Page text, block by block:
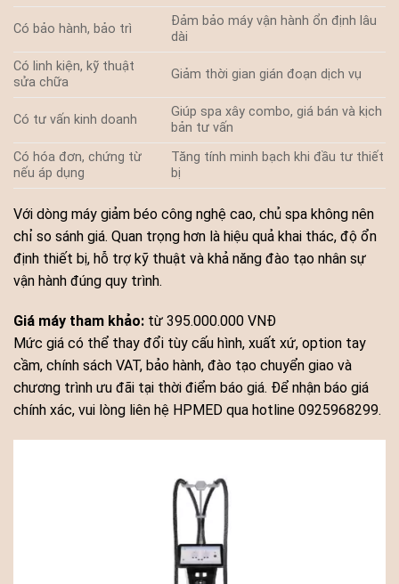
Có bảo hành, bảo trì
Đảm bảo máy vận hành ổn định lâu
dài
Có linh kiện, kỹ thuật
sửa chữa
Giảm thời gian gián đoạn dịch vụ
Có tư vấn kinh doanh
Giúp spa xây combo, giá bán và kịch
bản tư vấn
Có hóa đơn, chứng từ
nếu áp dụng
Tăng tính minh bạch khi đầu tư thiết
bị
Với dòng máy giảm béo công nghệ cao, chủ spa không nên
chỉ so sánh giá. Quan trọng hơn là hiệu quả khai thác, độ ổn
định thiết bị, hỗ trợ kỹ thuật và khả năng đào tạo nhân sự
vận hành đúng quy trình.
Giá máy tham khảo: từ 395.000.000 VNĐ
Mức giá có thể thay đổi tùy cấu hình, xuất xứ, option tay
cầm, chính sách VAT, bảo hành, đào tạo chuyển giao và
chương trình ưu đãi tại thời điểm báo giá. Để nhận báo giá
chính xác, vui lòng liên hệ HPMED qua hotline 0925968299.